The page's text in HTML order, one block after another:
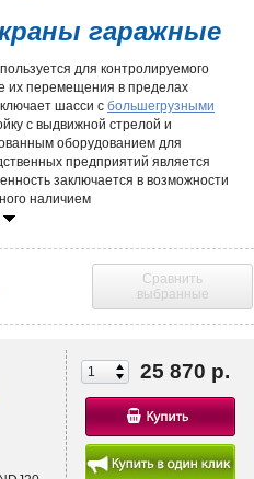
гаражные
для контролируемого
их перемещения в пределах
шасси с большегрузными
с выдвижной стрелой и
оборудованием для
предприятий является
заключается в возможности
наличием
Недостатком
сказывается на
смазка подвижных
делают ресурс устройства почти
популярностью. Он отлично
производствах и в частных
для вывешивания тяжелых
такого
2-х тонн.
Сравнить
выбранные
25 870 р.